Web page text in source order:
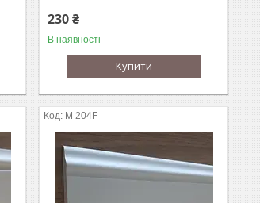
230 ₴
В наявності
Купити
M 204F